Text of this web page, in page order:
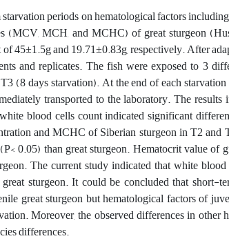
periods on hematological factors
(MCV, MCH, and MCHC) of great sturgeon
45±1.5g and 19.71±0.83g, respectively. After
and replicates. The fish were exposed to 3
(8 days starvation). At the end of each
transported to the laboratory. The results
blood cells count indicated significant
and MCHC of Siberian sturgeon in T2
0.05) than great sturgeon. Hematocrit value of
The current study indicated that white
sturgeon. It could be concluded that short-
great sturgeon but hematological factors of
Moreover, the observed differences in other
differences.